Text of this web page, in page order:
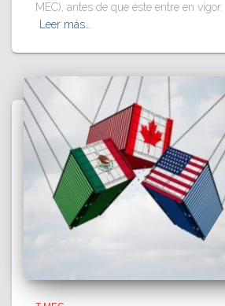
MEC), antes de que éste entre en
Leer más…